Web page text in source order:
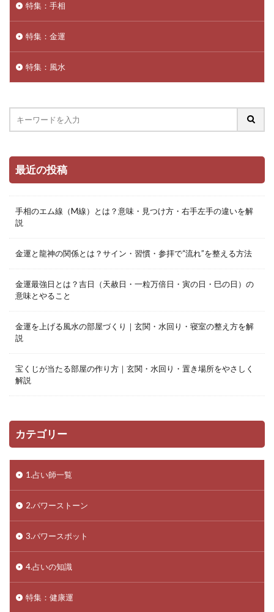
特集：手相
特集：金運
特集：風水
最近の投稿
手相のエム線（M線）とは？意味・見つけ方・右手左手の違いを解
説
金運と龍神の関係とは？サイン・習慣・参拝で“流れ”を整える方法
金運最強日とは？吉日（天赦日・一粒万倍日・寅の日・巳の日）の
意味とやること
金運を上げる風水の部屋づくり｜玄関・水回り・寝室の整え方を解
説
宝くじが当たる部屋の作り方｜玄関・水回り・置き場所をやさしく
解説
カテゴリー
1.占い師一覧
2.パワーストーン
3.パワースポット
4.占いの知識
特集：健康運